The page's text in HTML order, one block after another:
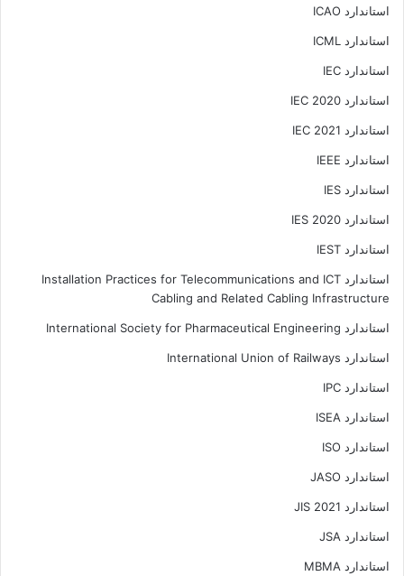
استاندارد ICAO
استاندارد ICML
استاندارد IEC
استاندارد IEC 2020
استاندارد IEC 2021
استاندارد IEEE
استاندارد IES
استاندارد IES 2020
استاندارد IEST
استاندارد Installation Practices for Telecommunications and ICT
Cabling and Related Cabling Infrastructure
استاندارد International Society for Pharmaceutical Engineering
استاندارد International Union of Railways
استاندارد IPC
استاندارد ISEA
استاندارد ISO
استاندارد JASO
استاندارد JIS 2021
استاندارد JSA
استاندارد MBMA